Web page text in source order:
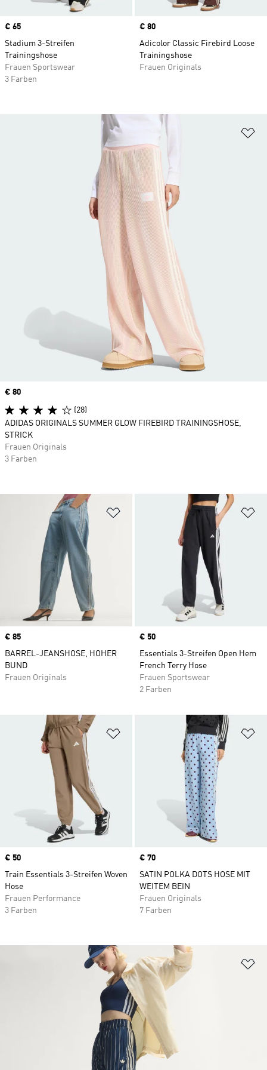
Price
€ 65
Stadium 3-Streifen
Trainingshose
Frauen Sportswear
3 Farben
Price
€ 80
Adicolor Classic Firebird Loose
Trainingshose
Frauen Originals
Zur Wunschliste hinzufügen
Price
€ 85
BARREL-JEANSHOSE, HOHER
BUND
Frauen Originals
Price
€ 50
Essentials 3-Streifen Open Hem
French Terry Hose
Frauen Sportswear
2 Farben
Zur Wunschliste hinzufügen
Price
€ 50
Train Essentials 3-Streifen Woven
Hose
Frauen Performance
3 Farben
Price
€ 70
SATIN POLKA DOTS HOSE MIT
WEITEM BEIN
Frauen Originals
7 Farben
Price
€ 80
(28)
ADIDAS ORIGINALS SUMMER GLOW FIREBIRD TRAININGSHOSE,
STRICK
Frauen Originals
3 Farben